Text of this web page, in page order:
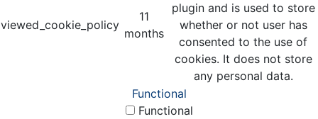
viewed_cookie_policy
11
months
plugin and is used to store
whether or not user has
consented to the use of
cookies. It does not store
any personal data.
Functional
Functional